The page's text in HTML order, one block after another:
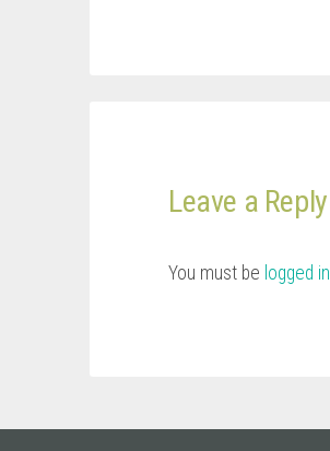
Leave a Reply
You must be logged in